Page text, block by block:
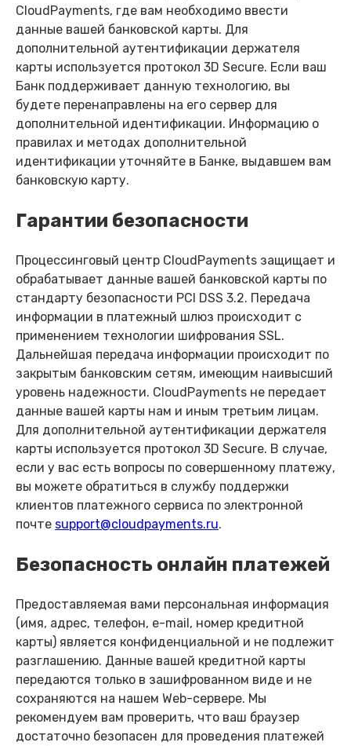
CloudPayments, где вам необходимо ввести
данные вашей банковской карты. Для
дополнительной аутентификации держателя
карты используется протокол 3D Secure. Если ваш
Банк поддерживает данную технологию, вы
будете перенаправлены на его сервер для
дополнительной идентификации. Информацию о
правилах и методах дополнительной
идентификации уточняйте в Банке, выдавшем вам
банковскую карту.
Гарантии безопасности
Процессинговый центр CloudPayments защищает и
обрабатывает данные вашей банковской карты по
стандарту безопасности PCI DSS 3.2. Передача
информации в платежный шлюз происходит с
применением технологии шифрования SSL.
Дальнейшая передача информации происходит по
закрытым банковским сетям, имеющим наивысший
уровень надежности. CloudPayments не передает
данные вашей карты нам и иным третьим лицам.
Для дополнительной аутентификации держателя
карты используется протокол 3D Secure. В случае,
если у вас есть вопросы по совершенному платежу,
вы можете обратиться в службу поддержки
клиентов платежного сервиса по электронной
почте support@cloudpayments.ru.
Безопасность онлайн платежей
Предоставляемая вами персональная информация
(имя, адрес, телефон, e-mail, номер кредитной
карты) является конфиденциальной и не подлежит
разглашению. Данные вашей кредитной карты
передаются только в зашифрованном виде и не
сохраняются на нашем Web-сервере. Мы
рекомендуем вам проверить, что ваш браузер
достаточно безопасен для проведения платежей